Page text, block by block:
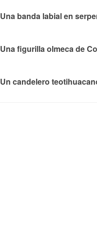
Una banda labial en
Una figurilla olmeca de
Un candelero